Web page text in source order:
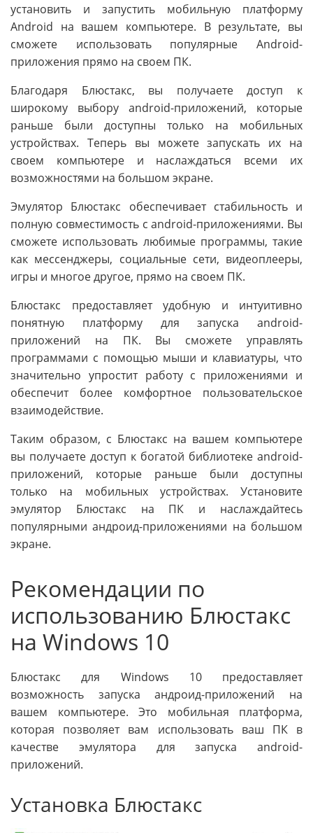
установить и запустить мобильную платформу
Android на вашем компьютере. В результате, вы
сможете использовать популярные Android-
приложения прямо на своем ПК.
Благодаря Блюстакс, вы получаете доступ к
широкому выбору android-приложений, которые
раньше были доступны только на мобильных
устройствах. Теперь вы можете запускать их на
своем компьютере и наслаждаться всеми их
возможностями на большом экране.
Эмулятор Блюстакс обеспечивает стабильность и
полную совместимость с android-приложениями. Вы
сможете использовать любимые программы, такие
как мессенджеры, социальные сети, видеоплееры,
игры и многое другое, прямо на своем ПК.
Блюстакс предоставляет удобную и интуитивно
понятную платформу для запуска android-
приложений на ПК. Вы сможете управлять
программами с помощью мыши и клавиатуры, что
значительно упростит работу с приложениями и
обеспечит более комфортное пользовательское
взаимодействие.
Таким образом, с Блюстакс на вашем компьютере
вы получаете доступ к богатой библиотеке android-
приложений, которые раньше были доступны
только на мобильных устройствах. Установите
эмулятор Блюстакс на ПК и наслаждайтесь
популярными андроид-приложениями на большом
экране.
Рекомендации по
использованию Блюстакс
на Windows 10
Блюстакс для Windows 10 предоставляет
возможность запуска андроид-приложений на
вашем компьютере. Это мобильная платформа,
которая позволяет вам использовать ваш ПК в
качестве эмулятора для запуска android-
приложений.
Установка Блюстакс